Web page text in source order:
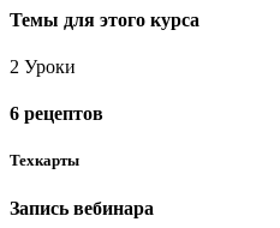
Темы для этого курса
2 Уроки
6 рецептов
Техкарты
Запись вебинара